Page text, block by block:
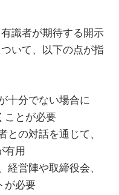
識者が期待する開示
いて、以下の点が指
十分でない場合に
ことが必要
の対話を通じて、
有用
営陣や取締役会、
が必要